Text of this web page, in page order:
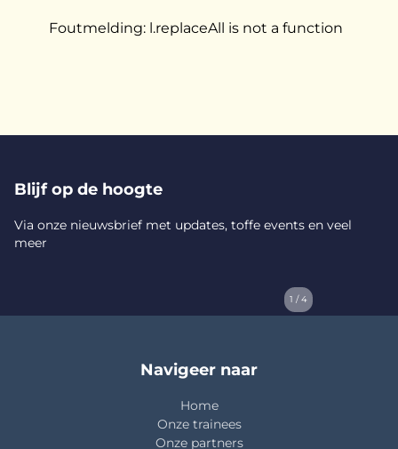
Foutmelding: l.replaceAll is not a function
Blijf op de hoogte
Via onze nieuwsbrief met updates, toffe events en veel
meer
1 / 4
Navigeer naar
Home
Onze trainees
Onze partners